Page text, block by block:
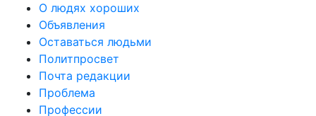
О людях хороших
Объявления
Оставаться людьми
Политпросвет
Почта редакции
Проблема
Профессии